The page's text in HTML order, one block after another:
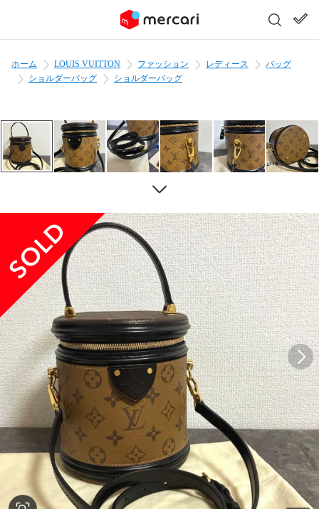
ホーム LOUIS VUITTON ファッション レディース
バッグ
ショルダーバッグ
ショルダーバッグ